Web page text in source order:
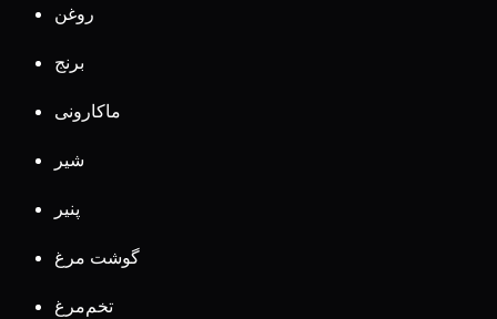
روغن
برنج
ماکارونی
شیر
پنیر
گوشت مرغ
تخم‌مرغ